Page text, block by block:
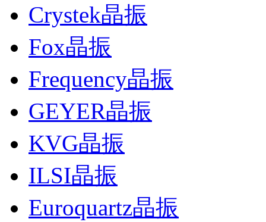
Crystek晶振
Fox晶振
Frequency晶振
GEYER晶振
KVG晶振
ILSI晶振
Euroquartz晶振